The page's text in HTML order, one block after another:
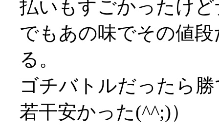
払いもすごかったけ
でもあの味でその値
る。
ゴチバトルだったら
若干安かった(^^;)）